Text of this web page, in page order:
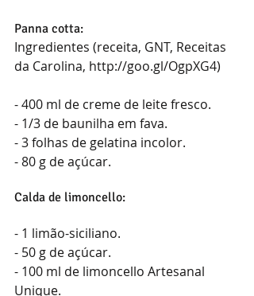
Panna cotta:
Ingredientes (receita, GNT, Receitas
da Carolina, http://goo.gl/OgpXG4)
- 400 ml de creme de leite fresco.
- 1/3 de baunilha em fava.
- 3 folhas de gelatina incolor.
- 80 g de açúcar.
Calda de limoncello:
- 1 limão-siciliano.
- 50 g de açúcar.
- 100 ml de limoncello Artesanal
Unique.